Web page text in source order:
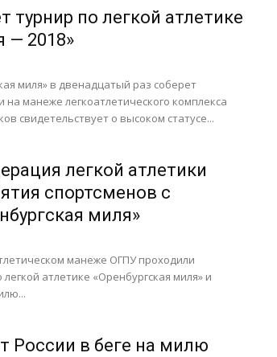
турнир по легкой атлетике
— 2018»
миля» в двенадцатый раз соберет
манеже легкоатлетического комплекса
свидетельствует о высоком статусе...
легкой атлетики
спортсменов с
миля»
манеже ОГПУ проходили
атлетике «Оренбургская миля» и
России в беге на милю